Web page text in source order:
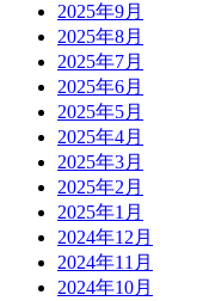
2025年9月
2025年8月
2025年7月
2025年6月
2025年5月
2025年4月
2025年3月
2025年2月
2025年1月
2024年12月
2024年11月
2024年10月